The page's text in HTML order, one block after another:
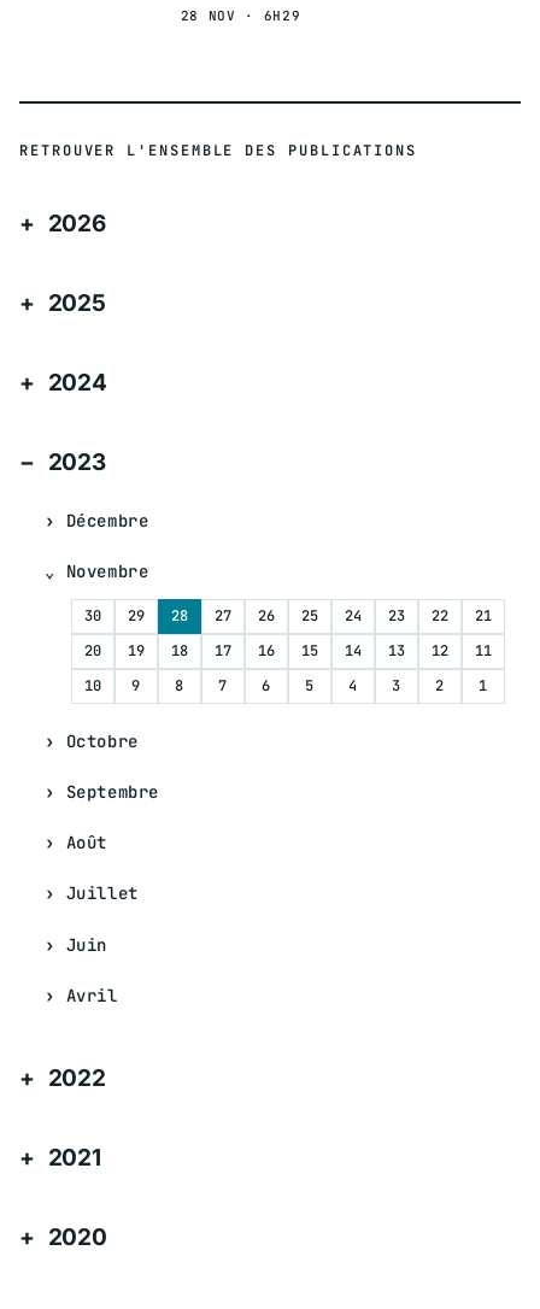
28 NOV · 6H29
RETROUVER L'ENSEMBLE DES PUBLICATIONS
2026
2025
2024
2023
Décembre
Novembre
30 29 28 27 26 25 24 23 22
21
20
19 18 17 16 15 14 13 12
11
10
9 8 7 6 5 4 3 2 1
Octobre
Septembre
Août
Juillet
Juin
Avril
2022
2021
2020